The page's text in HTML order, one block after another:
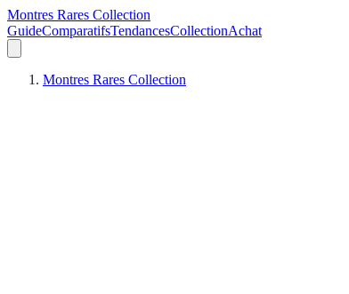
Montres Rares Collection
GuideComparatifsTendancesCollectionAchat
Montres Rares Collection